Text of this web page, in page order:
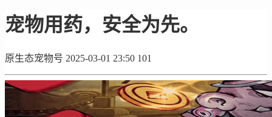
宠物用药，安全为先。
原生态宠物号 2025-03-01 23:50 101